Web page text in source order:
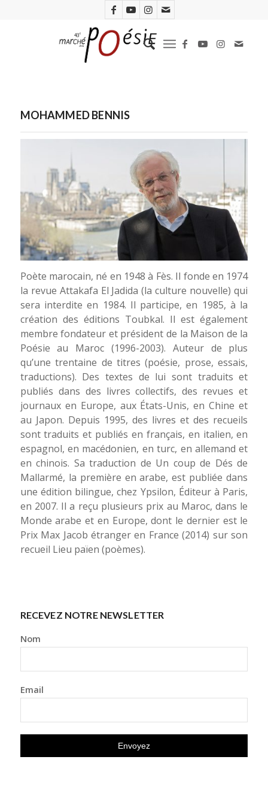
MOHAMMED BENNIS
Poète marocain, né en 1948 à Fès. Il fonde en 1974
la revue Attakafa El Jadida (la culture nouvelle) qui
sera interdite en 1984. Il participe, en 1985, à la
création des éditions Toubkal. Il est également
membre fondateur et président de la Maison de la
Poésie au Maroc (1996-2003). Auteur de plus
qu’une trentaine de titres (poésie, prose, essais,
traductions). Des textes de lui sont traduits et
publiés dans des livres collectifs, des revues et
journaux en Europe, aux États-Unis, en Chine et
au Japon. Depuis 1995, des livres et des recueils
sont traduits et publiés en français, en italien, en
espagnol, en macédonien, en turc, en allemand et
en chinois. Sa traduction de Un coup de Dés de
Mallarmé, la première en arabe, est publiée dans
une édition bilingue, chez Ypsilon, Éditeurà Paris,
en 2007. Il a reçu plusieurs prix au Maroc, dans le
Monde arabe et en Europe, dont le dernier est le
Prix Max Jacob étranger en France (2014) sur son
recueil Lieu païen (poèmes).
RECEVEZ NOTRE NEWSLETTER
Nom
Email